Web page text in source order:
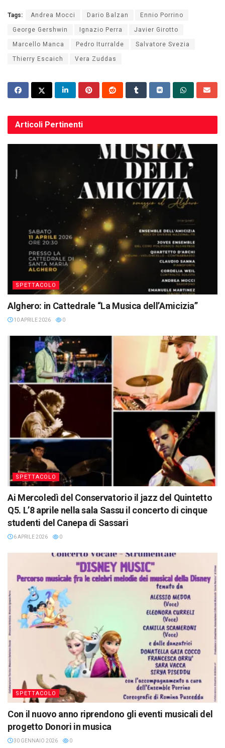
Tags: Andrea Mocci Dario Balzan Ennio Porrino
George Gershwin Ignazio Perra Javier Girotto
Marcello Manca Pedro Iturralde Salvatore Svezia
Thierry Escaich Vera Zuddas
Articoli Pertinenti
SPETTACOLO
Alghero: in Cattedrale “La Musica dell’Amicizia”
10 APRILE 2026 0
SPETTACOLO
Ai Mercoledì del Conservatorio il jazz del Quintetto
Q5. L’8 aprile nella sala Sassu il concerto di cinque
studenti del Canepa di Sassari
6 APRILE 2026 0
SPETTACOLO
Con il nuovo anno riprendono gli eventi musicali del
progetto Donori in musica
30 GENNAIO 2026 0